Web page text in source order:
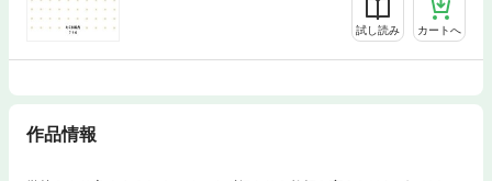
試し読み カートへ
作品情報